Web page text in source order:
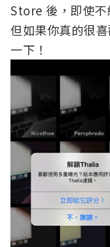
Store 後，即使不
但如果你真的很
一下！